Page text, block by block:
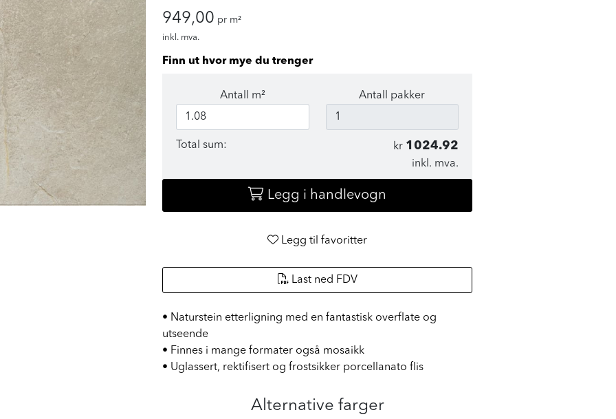
949,00 pr m²
inkl. mva.
Finn ut hvor mye du trenger
Antall m² Antall pakker
Total sum: kr 1024.92
inkl. mva.
Legg i handlevogn
Legg til favoritter
Last ned FDV
• Naturstein etterligning med en fantastisk overflate og
utseende
• Finnes i mange formater også mosaikk
• Uglassert, rektifisert og frostsikker porcellanato flis
Alternative farger